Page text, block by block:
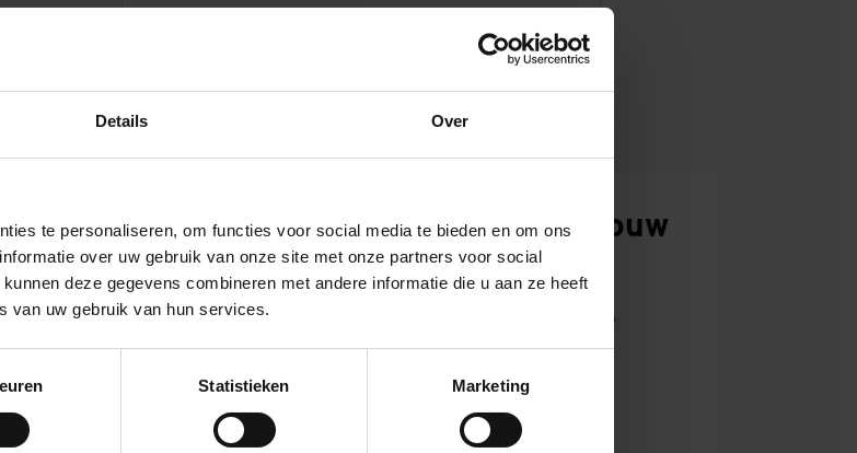
Details Over
te personaliseren, om functies voor social media te bieden en om ons
over uw gebruik van onze site met onze partners voor social
deze gegevens combineren met andere informatie die u aan ze heeft
van uw gebruik van hun services.
Statistieken Marketing
ProRail/Chantal van den Berg
is trots op
'Zo'n
trein is
dankzij
dat
Dag van de Bouw
2026: de
projecten van
Dura Vermeer
16 JUNI 2026